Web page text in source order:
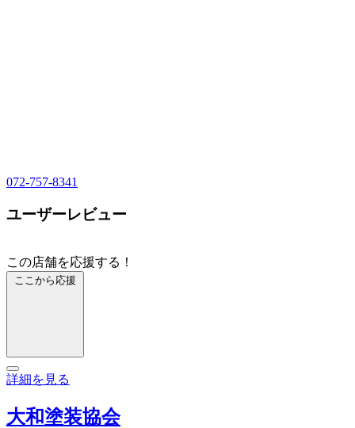
072-757-8341
ユーザーレビュー
この店舗を応援する！
ここから応援
詳細を見る
大和塗装協会